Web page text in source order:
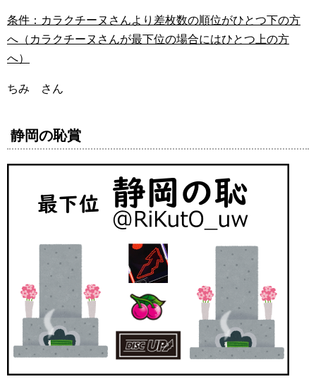
条件：カラクチーヌさんより差枚数の順位がひとつ下の方
へ（カラクチーヌさんが最下位の場合にはひとつ上の方
へ）
ちみ さん
静岡の恥賞